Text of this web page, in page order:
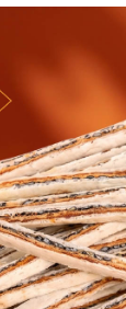
品之後才付款」的
需綁卡、不需儲值。
訊認證，即可結帳。
，再付款。
程】
先享後付」後，將
認金額後，即可完
到繳費通知簡訊。
內，點擊此簡訊中
進行付款，方視為
不需立刻繳費，但
意取消之訂單仍視
以上)免運費
以上)免運費
以上)免運費